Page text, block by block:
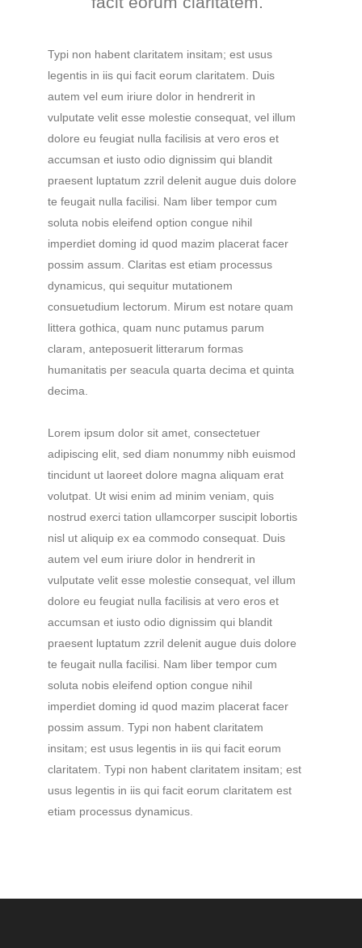
Typi non habent claritatem insitam; est usus
legentis in iis qui facit eorum claritatem. Duis
autem vel eum iriure dolor in hendrerit in
vulputate velit esse molestie consequat, vel illum
dolore eu feugiat nulla facilisis at vero eros et
accumsan et iusto odio dignissim qui blandit
praesent luptatum zzril delenit augue duis dolore
te feugait nulla facilisi. Nam liber tempor cum
soluta nobis eleifend option congue nihil
imperdiet doming id quod mazim placerat facer
possim assum. Claritas est etiam processus
dynamicus, qui sequitur mutationem
consuetudium lectorum. Mirum est notare quam
littera gothica, quam nunc putamus parum
claram, anteposuerit litterarum formas
humanitatis per seacula quarta decima et quinta
decima.
Lorem ipsum dolor sit amet, consectetuer
adipiscing elit, sed diam nonummy nibh euismod
tincidunt ut laoreet dolore magna aliquam erat
volutpat. Ut wisi enim ad minim veniam, quis
nostrud exerci tation ullamcorper suscipit lobortis
nisl ut aliquip ex ea commodo consequat. Duis
autem vel eum iriure dolor in hendrerit in
vulputate velit esse molestie consequat, vel illum
dolore eu feugiat nulla facilisis at vero eros et
accumsan et iusto odio dignissim qui blandit
praesent luptatum zzril delenit augue duis dolore
te feugait nulla facilisi. Nam liber tempor cum
soluta nobis eleifend option congue nihil
imperdiet doming id quod mazim placerat facer
possim assum. Typi non habent claritatem
insitam; est usus legentis in iis qui facit eorum
claritatem. Typi non habent claritatem insitam; est
usus legentis in iis qui facit eorum claritatem est
etiam processus dynamicus.